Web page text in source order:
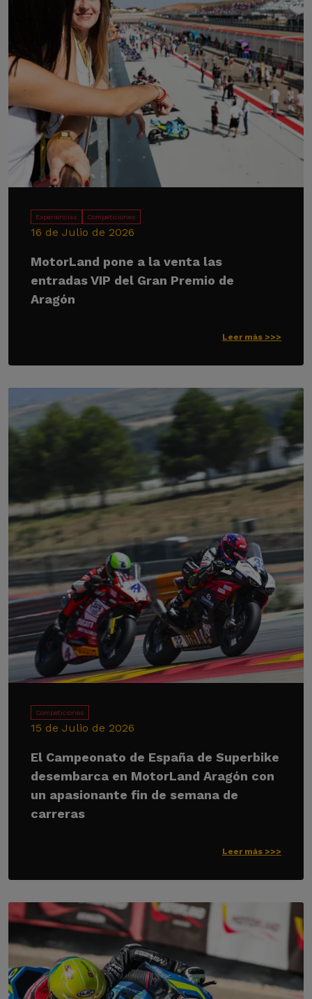
Experiencias Competiciones
16 de Julio de 2026
MotorLand pone a la venta las
entradas VIP del Gran Premio de
Aragón
Leer más >>>
Competiciones
15 de Julio de 2026
El Campeonato de España de Superbike
desembarca en MotorLand Aragón con
un apasionante fin de semana de
carreras
Leer más >>>